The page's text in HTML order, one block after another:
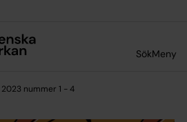
SökMeny
2023 nummer 1 - 4